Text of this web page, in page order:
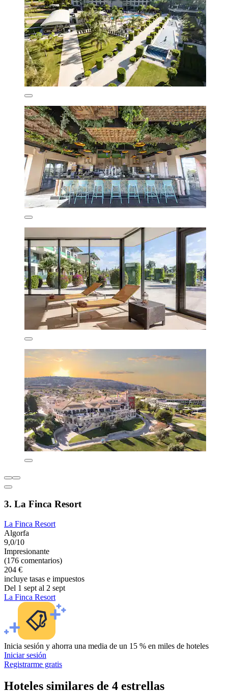
3. La Finca Resort
La Finca Resort
Algorfa
9,0/10
Impresionante
(176 comentarios)
204 €
incluye tasas e impuestos
Del 1 sept al 2 sept
La Finca Resort
Inicia sesión y ahorra una media de un 15 % en miles de hoteles
Iniciar sesión
Registrarme gratis
Hoteles similares de 4 estrellas